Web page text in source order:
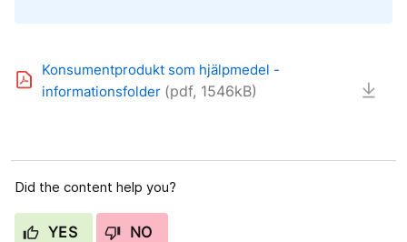
Konsumentprodukt som hjälpmedel -
informationsfolder (pdf, 1546kB)
Did the content help you?
YES NO